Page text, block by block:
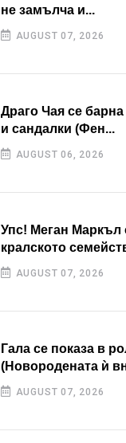
не замълча и...
AUGUST 07, 2026
Драго Чая се
и сандалки (Фен...
AUGUST 06, 2026
Упс! Меган Маркъл
кралското
AUGUST 07, 2026
Гала се показа в
(Новородената ѝ
AUGUST 07, 2026